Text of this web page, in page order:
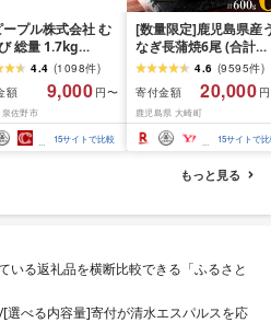
ープル株式会社 む
総量 1.7kg
特大 5Lサイ
ナメイエビ バラ凍
理不要 サイズ不
あり
4.4 (1098件)
額
9,000 円〜
泉佐野市
15サイトで比較
[数量限定]鹿児島県産
なぎ長蒲焼6尾 (合計
600g以上)4.6 (9595件)
寄付金額
20,000
鹿児島県 大崎町
15サイトで
もっと見る
いる返礼品を横断比較できる「ふるさと
[選べる内容量]寄付が清水エスパルスを応